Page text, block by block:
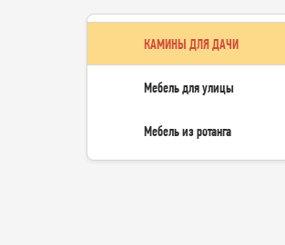
КАМИНЫ ДЛЯ ДАЧИ
Мебель для улицы
Мебель из ротанга